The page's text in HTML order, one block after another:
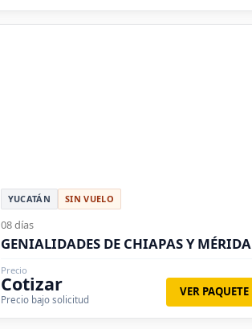
YUCATÁN SIN VUELO
08 días
GENIALIDADES DE CHIAPAS Y MÉRIDA
Precio
Cotizar
Precio bajo solicitud
VER PAQUETE